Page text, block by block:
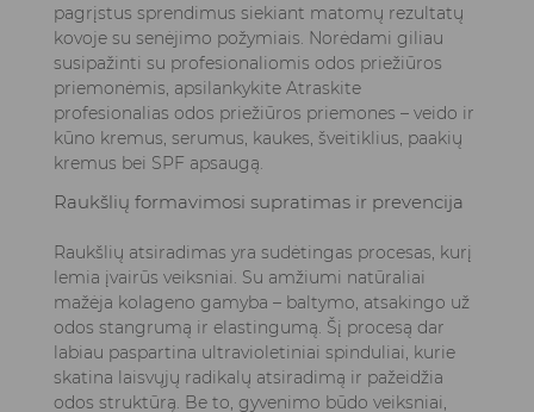
naudoti priešraukšlinius ingredientus?
7.4. Ar topiniai kolageno kremai tikrai skatina
kolageno gamybą odoje?
7.5. Kaip išsirinkti tinkamą produktą savo
odos tipui?
pagrįstus sprendimus siekiant matomų rezultatų
kovoje su senėjimo požymiais. Norėdami giliau
susipažinti su profesionaliomis odos priežiūros
priemonėmis, apsilankykite Atraskite
profesionalias odos priežiūros priemones – veido ir
kūno kremus, serumus, kaukes, šveitiklius, paakių
kremus bei SPF apsaugą.
Raukšlių formavimosi supratimas ir prevencija
Raukšlių atsiradimas yra sudėtingas procesas, kurį
lemia įvairūs veiksniai. Su amžiumi natūraliai
mažėja kolageno gamyba – baltymo, atsakingo už
odos stangrumą ir elastingumą. Šį procesą dar
labiau paspartina ultravioletiniai spinduliai, kurie
skatina laisvųjų radikalų atsiradimą ir pažeidžia
odos struktūrą. Be to, gyvenimo būdo veiksniai,